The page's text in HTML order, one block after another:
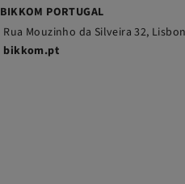
BIKKOM PORTUGAL
Rua Mouzinho da Silveira 32,
bikkom.pt